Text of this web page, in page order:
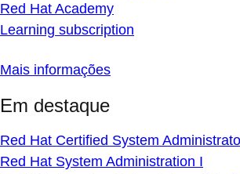
Red Hat Academy
Learning subscription
Mais informações
Em destaque
Red Hat Certified System
Red Hat System Administration I